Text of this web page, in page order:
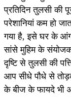
प्रतिदिन तुलसी की
परेशानियां कम हो
गया है, इसे घर के
सांसे मुहिम के
दृष्टि से तुलसी की
आप सीधे पौधे से
के बीज के फायदे भी